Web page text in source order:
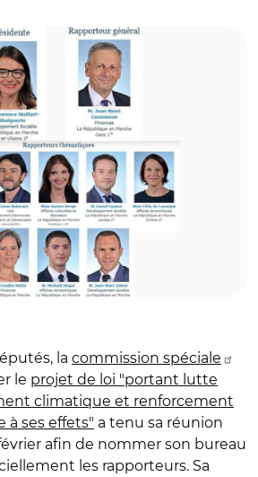
la commission spéciale
le projet de loi "portant lutte
climatique et renforcement
à ses effets" a tenu sa réunion
afin de nommer son bureau
les rapporteurs. Sa